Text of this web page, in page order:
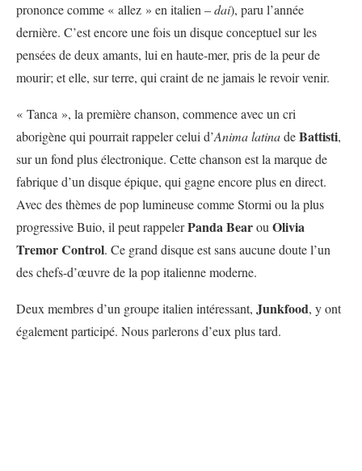
prononce comme « allez » en italien –dai), paru l’année
dernière. C’est encore une fois un disque conceptuel sur les
pensées de deux amants, lui en haute-mer, pris de la peur de
mourir; et elle, sur terre, qui craint de ne jamais le revoir venir.
« Tanca », la première chanson, commence avec un cri
aborigène qui pourrait rappeler celui d’Anima latinadeBattisti,
sur un fond plus électronique. Cette chanson est la marque de
fabrique d’un disque épique, qui gagne encore plus en direct.
Avec des thèmes de pop lumineuse comme Stormi ou la plus
progressive Buio, il peut rappelerPanda BearouOlivia
Tremor Control. Ce grand disque est sans aucune doute l’un
des chefs-d’œuvre de la pop italienne moderne.
Deux membres d’un groupe italien intéressant, Junkfood, y ont
également participé. Nous parlerons d’eux plus tard.